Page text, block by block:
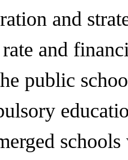
and
and
public